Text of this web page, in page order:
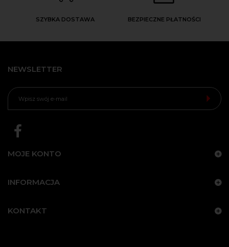
SZYBKA DOSTAWA BEZPIECZNE PŁATNOŚCI
NEWSLETTER
MOJE KONTO
INFORMACJA
KONTAKT